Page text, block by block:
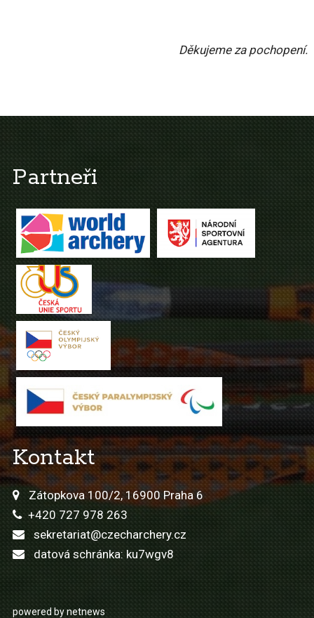
Děkujeme za pochopení.
Partneři
Kontakt
Zátopkova 100/2, 16900 Praha 6
+420 727 978 263
sekretariat@czecharchery.cz
datová schránka: ku7wgv8
powered by netnews